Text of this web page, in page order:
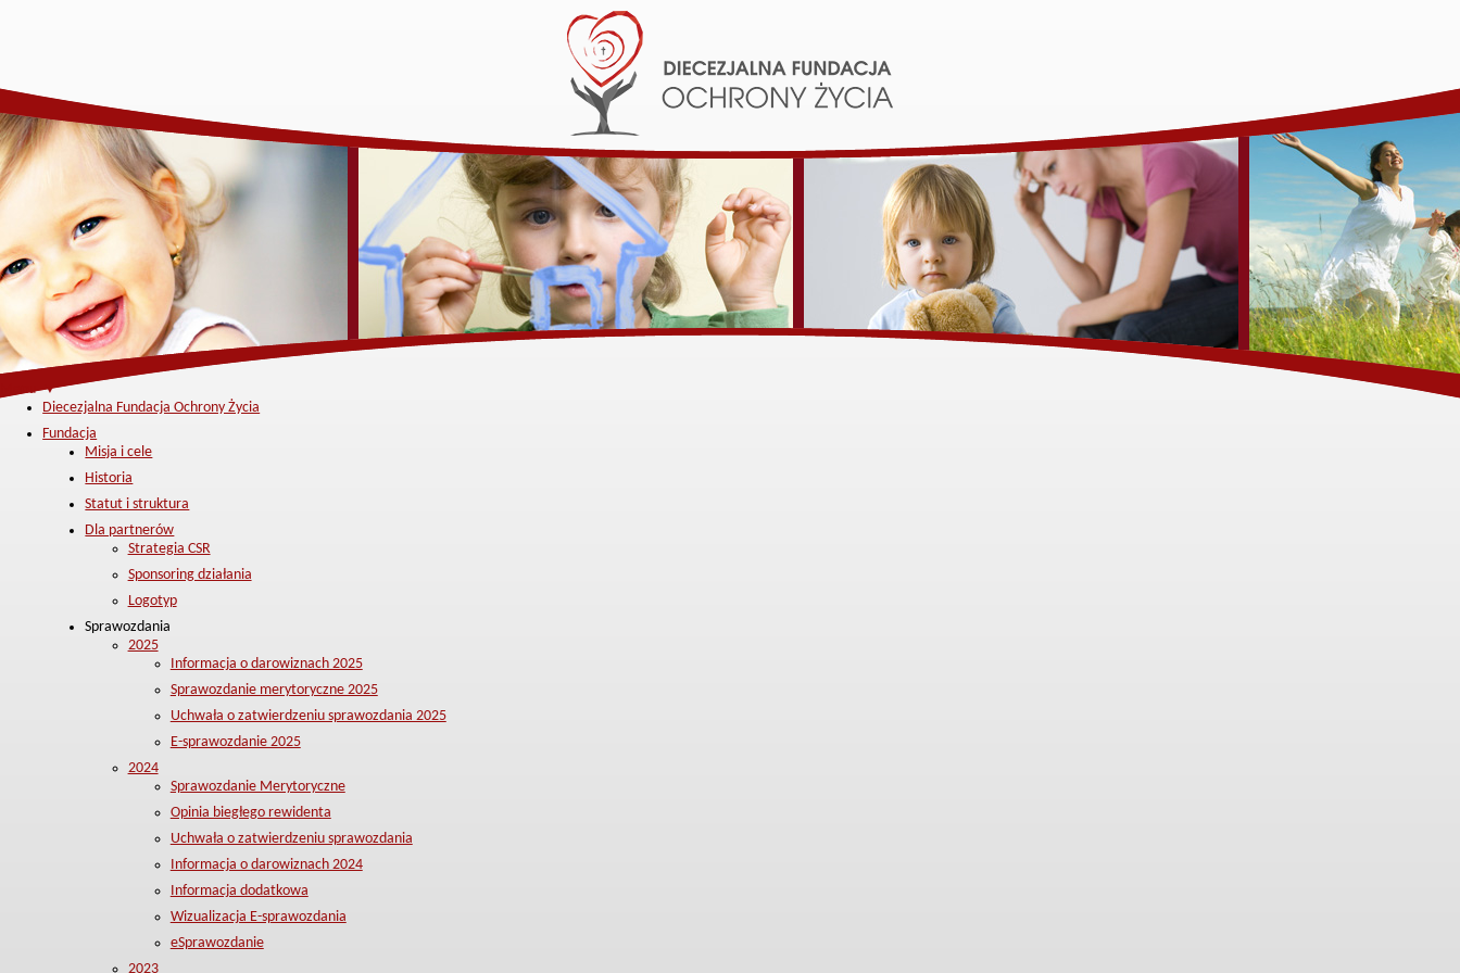
Menu ▼
Diecezjalna Fundacja Ochrony Życia
Fundacja
Misja i cele
Historia
Statut i struktura
Dla partnerów
Strategia CSR
Sponsoring działania
Logotyp
Sprawozdania
2025
Informacja o darowiznach 2025
Sprawozdanie merytoryczne 2025
Uchwała o zatwierdzeniu sprawozdania 2025
E-sprawozdanie 2025
2024
Sprawozdanie Merytoryczne
Opinia biegłego rewidenta
Uchwała o zatwierdzeniu sprawozdania
Informacja o darowiznach 2024
Informacja dodatkowa
Wizualizacja E-sprawozdania
eSprawozdanie
2023